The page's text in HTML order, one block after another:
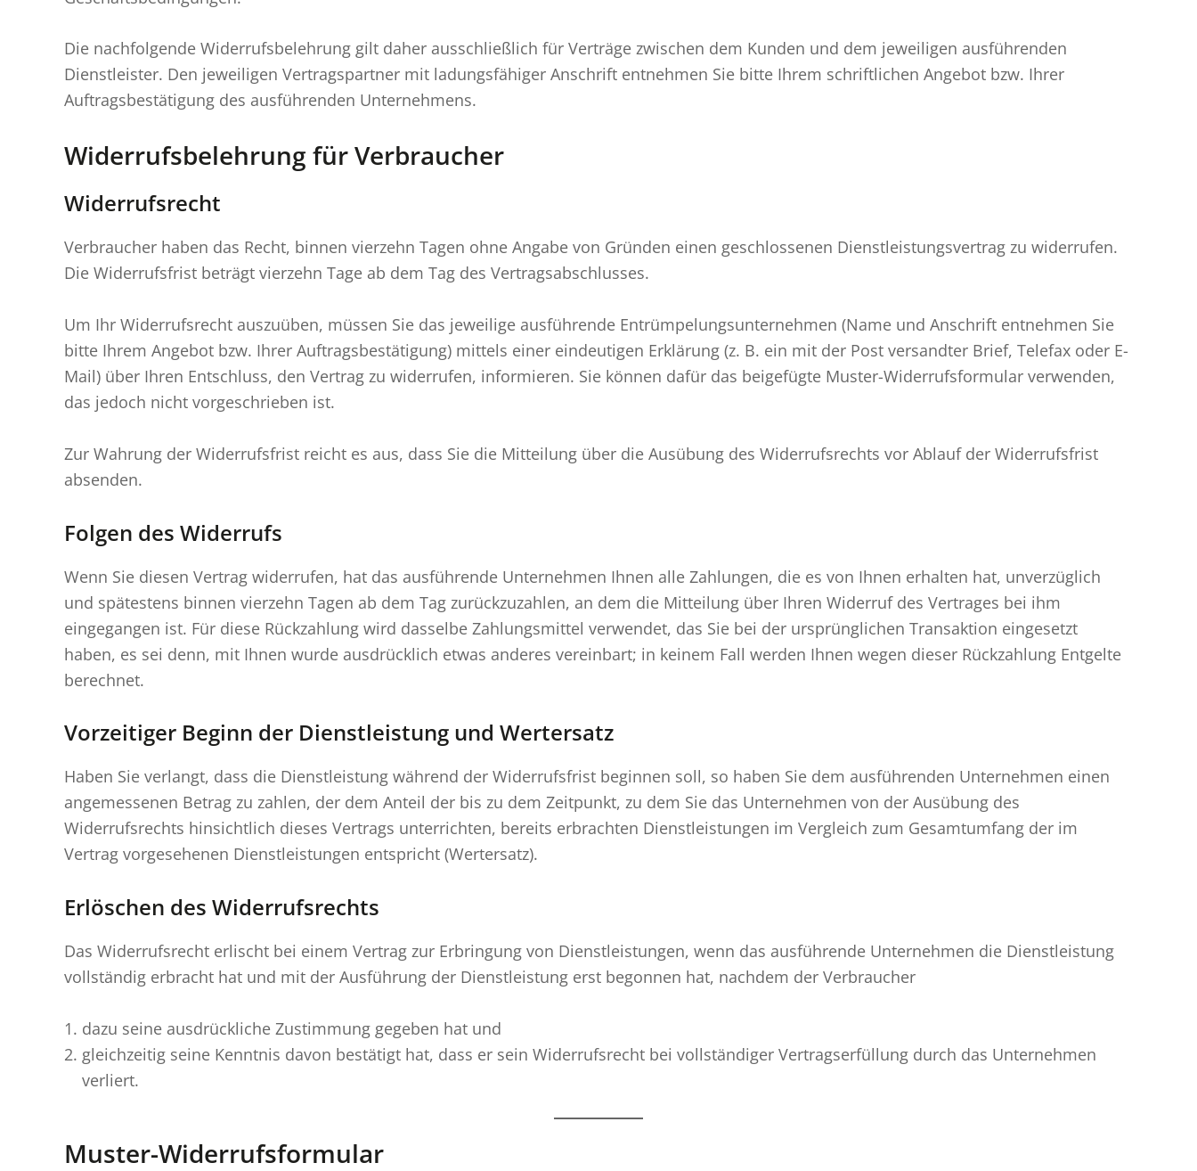
Die nachfolgende Widerrufsbelehrung gilt daher ausschließlich für Verträge zwischen dem Kunden und dem jeweiligen ausführenden
Dienstleister. Den jeweiligen Vertragspartner mit ladungsfähiger Anschrift entnehmen Sie bitte Ihrem schriftlichen Angebot bzw. Ihrer
Auftragsbestätigung des ausführenden Unternehmens.
Widerrufsbelehrung für Verbraucher
Widerrufsrecht
Verbraucher haben das Recht, binnen vierzehn Tagen ohne Angabe von Gründen einen geschlossenen Dienstleistungsvertrag zu widerrufen.
Die Widerrufsfrist beträgt vierzehn Tage ab dem Tag des Vertragsabschlusses.
Um Ihr Widerrufsrecht auszuüben, müssen Sie das jeweilige ausführende Entrümpelungsunternehmen (Name und Anschrift entnehmen Sie
bitte Ihrem Angebot bzw. Ihrer Auftragsbestätigung) mittels einer eindeutigen Erklärung (z. B. ein mit der Post versandter Brief, Telefax oder E-
Mail) über Ihren Entschluss, den Vertrag zu widerrufen, informieren. Sie können dafür das beigefügte Muster-Widerrufsformular verwenden,
das jedoch nicht vorgeschrieben ist.
Zur Wahrung der Widerrufsfrist reicht es aus, dass Sie die Mitteilung über die Ausübung des Widerrufsrechts vor Ablauf der Widerrufsfrist
absenden.
Folgen des Widerrufs
Wenn Sie diesen Vertrag widerrufen, hat das ausführende Unternehmen Ihnen alle Zahlungen, die es von Ihnen erhalten hat, unverzüglich
und spätestens binnen vierzehn Tagen ab dem Tag zurückzuzahlen, an dem die Mitteilung über Ihren Widerruf des Vertrages bei ihm
eingegangen ist. Für diese Rückzahlung wird dasselbe Zahlungsmittel verwendet, das Sie bei der ursprünglichen Transaktion eingesetzt
haben, es sei denn, mit Ihnen wurde ausdrücklich etwas anderes vereinbart; in keinem Fall werden Ihnen wegen dieser Rückzahlung Entgelte
berechnet.
Vorzeitiger Beginn der Dienstleistung und Wertersatz
Haben Sie verlangt, dass die Dienstleistung während der Widerrufsfrist beginnen soll, so haben Sie dem ausführenden Unternehmen einen
angemessenen Betrag zu zahlen, der dem Anteil der bis zu dem Zeitpunkt, zu dem Sie das Unternehmen von der Ausübung des
Widerrufsrechts hinsichtlich dieses Vertrags unterrichten, bereits erbrachten Dienstleistungen im Vergleich zum Gesamtumfang der im
Vertrag vorgesehenen Dienstleistungen entspricht (Wertersatz).
Erlöschen des Widerrufsrechts
Das Widerrufsrecht erlischt bei einem Vertrag zur Erbringung von Dienstleistungen, wenn das ausführende Unternehmen die Dienstleistung
vollständig erbracht hat und mit der Ausführung der Dienstleistung erst begonnen hat, nachdem der Verbraucher
dazu seine ausdrückliche Zustimmung gegeben hat und
gleichzeitig seine Kenntnis davon bestätigt hat, dass er sein Widerrufsrecht bei vollständiger Vertragserfüllung durch das Unternehmen
verliert.
Muster-Widerrufsformular